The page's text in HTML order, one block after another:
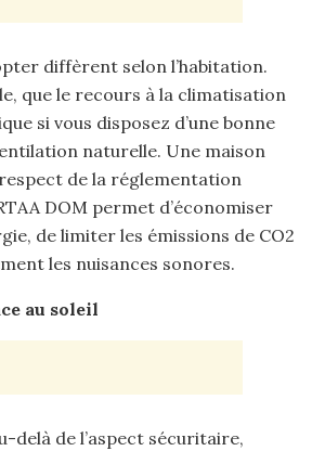
diffèrent selon l’habitation.
que le recours à la climatisation
si vous disposez d’une bonne
naturelle. Une maison
de la réglementation
DOM permet d’économiser
de limiter les émissions de CO2
les nuisances sonores.
au soleil
delà de l’aspect sécuritaire,